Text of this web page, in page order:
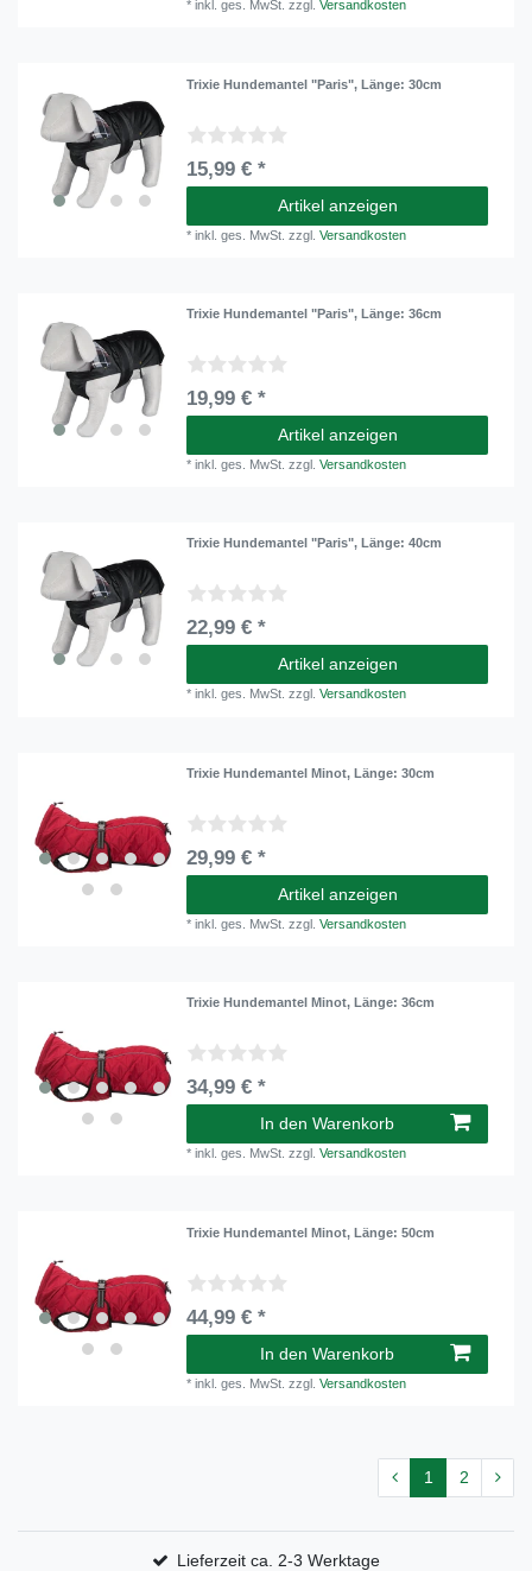
*inkl. ges. MwSt. zzgl.Versandkosten
Trixie Hundemantel "Paris", Länge: 30cm
15,99 € *
Artikel anzeigen
*inkl. ges. MwSt. zzgl.Versandkosten
Trixie Hundemantel "Paris", Länge: 36cm
19,99 € *
Artikel anzeigen
*inkl. ges. MwSt. zzgl.Versandkosten
Trixie Hundemantel "Paris", Länge: 40cm
22,99 € *
Artikel anzeigen
*inkl. ges. MwSt. zzgl.Versandkosten
Trixie Hundemantel Minot, Länge: 30cm
29,99 € *
Artikel anzeigen
*inkl. ges. MwSt. zzgl.Versandkosten
Trixie Hundemantel Minot, Länge: 36cm
34,99 € *
In den Warenkorb
*inkl. ges. MwSt. zzgl.Versandkosten
Trixie Hundemantel Minot, Länge: 50cm
44,99 € *
In den Warenkorb
*inkl. ges. MwSt. zzgl.Versandkosten
1 2
Lieferzeit ca. 2-3 Werktage